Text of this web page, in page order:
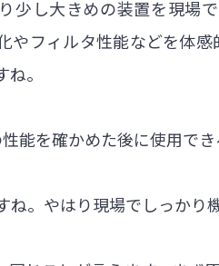
少し大きめの装置を現場
やフィルタ性能などを体
。
能を確かめた後に使用でき
ね。やはり現場でしっかり